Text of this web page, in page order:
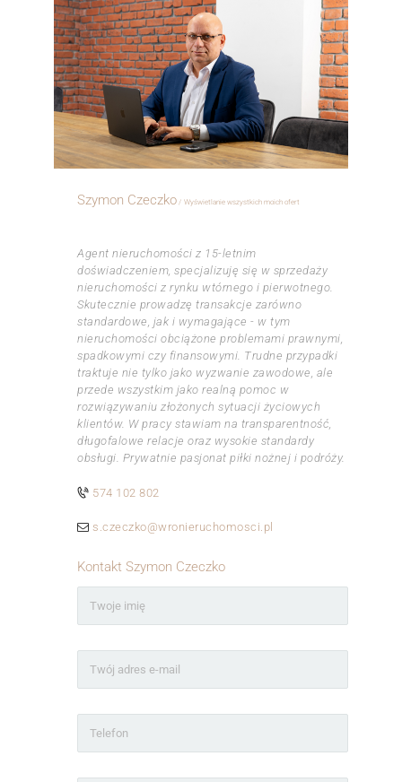
Szymon Czeczko Wyświetlanie wszystkich moich ofert
Agent nieruchomości z 15-letnim
doświadczeniem, specjalizuję się w sprzedaży
nieruchomości z rynku wtórnego i pierwotnego.
Skutecznie prowadzę transakcje zarówno
standardowe, jak i wymagające - w tym
nieruchomości obciążone problemami prawnymi,
spadkowymi czy finansowymi. Trudne przypadki
traktuje nie tylko jako wyzwanie zawodowe, ale
przede wszystkim jako realną pomoc w
rozwiązywaniu złożonych sytuacji życiowych
klientów. W pracy stawiam na transparentność,
długofalowe relacje oraz wysokie standardy
obsługi. Prywatnie pasjonat piłki nożnej i podróży.
574 102 802
s.czeczko@wronieruchomosci.pl
Kontakt Szymon Czeczko